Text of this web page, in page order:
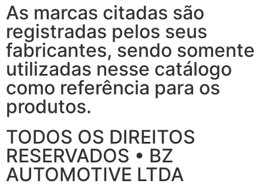
As marcas citadas são
registradas pelos seus
fabricantes, sendo somente
utilizadas nesse catálogo
como referência para os
produtos.
TODOS OS DIREITOS
RESERVADOS • BZ
AUTOMOTIVE LTDA